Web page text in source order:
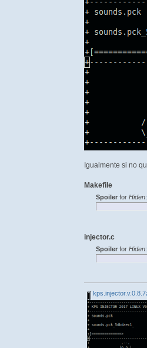
Igualmente si no
Makefile
Spoilerfor Hiden:
injector.c
Spoilerfor Hiden: